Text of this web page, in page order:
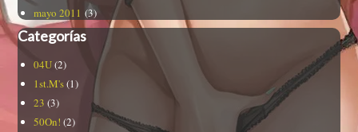
mayo 2011 (3)
Categorías
04U(2)
1st.M's(1)
23 (3)
50On! (2)